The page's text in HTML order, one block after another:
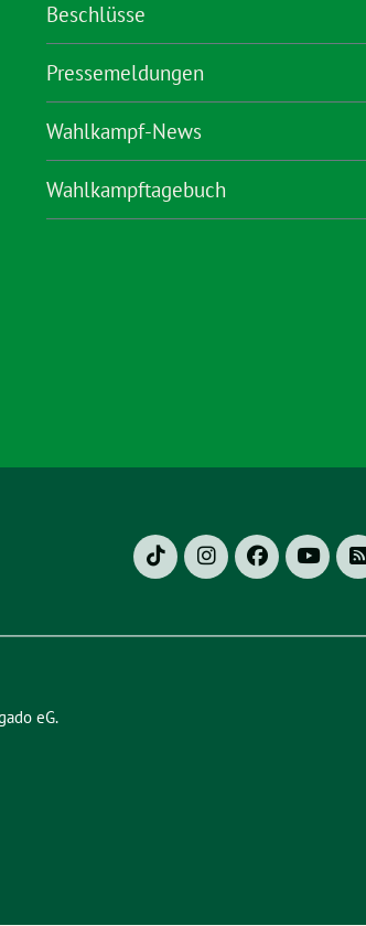
Beschlüsse
Pressemeldungen
Wahlkampf-News
Wahlkampftagebuch
eG.